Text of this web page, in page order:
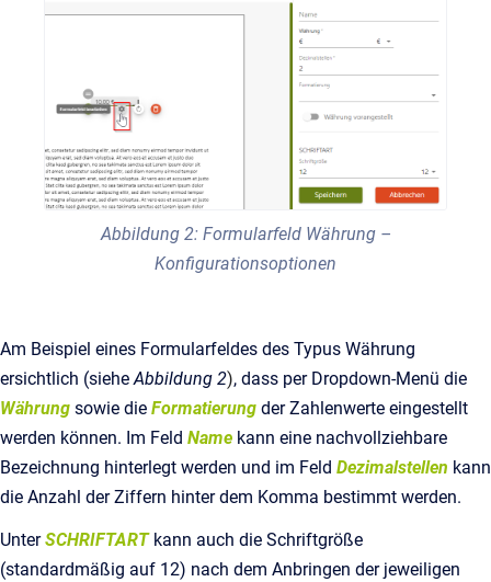
Abbildung 2: Formularfeld Währung –
Konfigurationsoptionen
Am Beispiel eines Formularfeldes des Typus Währung
ersichtlich (sieheAbbildung 2), dass per Dropdown-Menü die
Währung sowie die Formatierung der Zahlenwerte eingestellt
werden können. Im Feld Name kann eine nachvollziehbare
Bezeichnung hinterlegt werden und im Feld Dezimalstellen kann
die Anzahl der Ziffern hinter dem Komma bestimmt werden.
UnterSCHRIFTARTkann auch die Schriftgröße
(standardmäßig auf 12) nach dem Anbringen der jeweiligen